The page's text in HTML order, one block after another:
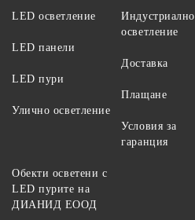
LED осветление
LED панели
LED пури
Улично осветление
Индустриално
осветление
Доставка
Плащане
Условия за
гаранция
Обекти осветени с
LED пурите на
ДИАНИД ЕООД